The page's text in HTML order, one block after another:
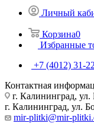
Личный
Корзина0
Избранные
+7 (4012) 31-
Контактная
г. Калининград,
г. Калининград, ул.
mir-plitki@mir-